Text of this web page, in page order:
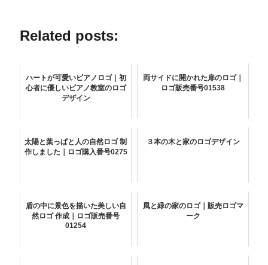
Related posts:
ハートが可愛いピアノロゴ｜初
心者に優しいピアノ教室のロゴ
デザイン
両サイドに開かれた扉のロゴ｜
ロゴ販売番号01538
太陽と葉っぱと人の自然ロゴ 制
作しました｜ロゴ購入番号0275
３本の木と家のロゴデザイン
盾の中に景色を描いた美しい自
然ロゴ 作成｜ロゴ販売番号
01254
風と緑の家のロゴ｜販売ロゴマ
ーク